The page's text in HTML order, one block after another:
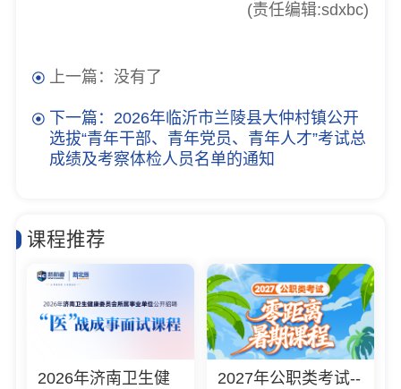
(责任编辑:sdxbc)
上一篇：没有了
下一篇：2026年临沂市兰陵县大仲村镇公开
选拔“青年干部、青年党员、青年人才”考试总
成绩及考察体检人员名单的通知
课程推荐
2026年济南卫生健
2027年公职类考试--